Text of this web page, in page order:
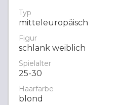
Typ
mitteleuropäisch
Figur
schlank weiblich
Spielalter
25-30
Haarfarbe
blond